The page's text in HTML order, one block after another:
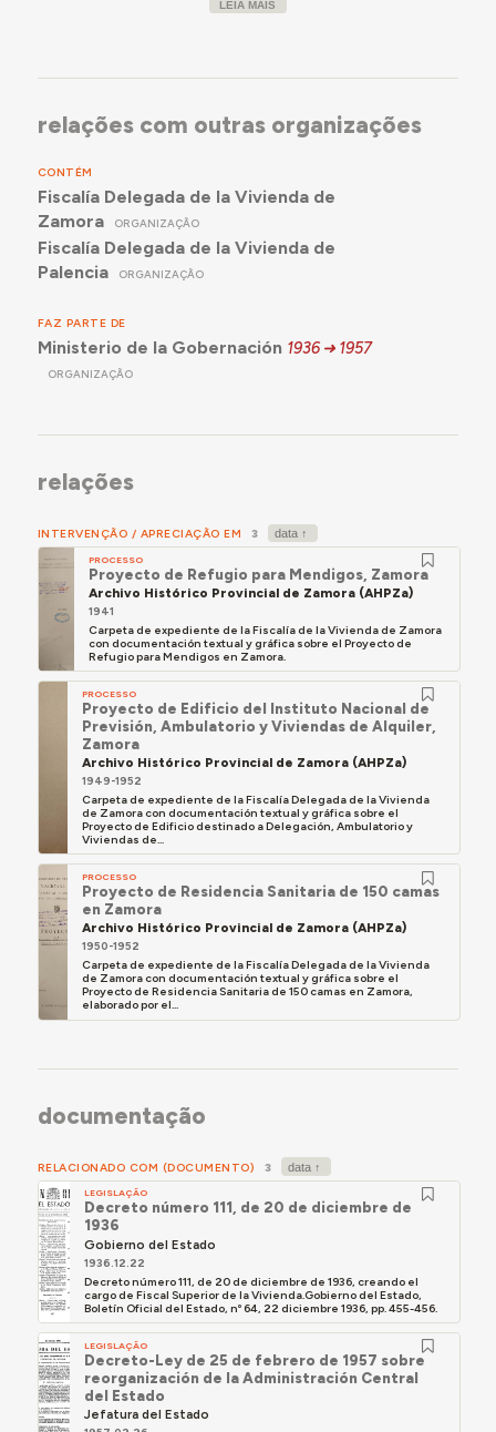
LEIA MAIS
relações com outras organizações
CONTÉM
Fiscalía Delegada de la Vivienda de
Zamora
ORGANIZAÇÃO
Fiscalía Delegada de la Vivienda de
Palencia
ORGANIZAÇÃO
FAZ PARTE DE
Ministerio de la Gobernación 1936 1957
ORGANIZAÇÃO
relações
INTERVENÇÃO / APRECIAÇÃO EM 3
PROCESSO
Proyecto de Refugio para Mendigos, Zamora
Archivo Histórico Provincial de Zamora (AHPZa)
1941
Carpeta de expediente de la Fiscalía de la Vivienda de Zamora
con documentación textual y gráfica sobre el Proyecto de
Refugio para Mendigos en Zamora.
PROCESSO
Proyecto de Edificio del Instituto Nacional de
Previsión, Ambulatorio y Viviendas de Alquiler,
Zamora
Archivo Histórico Provincial de Zamora (AHPZa)
1949-1952
Carpeta de expediente de la Fiscalía Delegada de la Vivienda
de Zamora con documentación textual y gráfica sobre el
Proyecto de Edificio destinado a Delegación, Ambulatorio y
Viviendas de...
PROCESSO
Proyecto de Residencia Sanitaria de 150 camas
en Zamora
Archivo Histórico Provincial de Zamora (AHPZa)
1950-1952
Carpeta de expediente de la Fiscalía Delegada de la Vivienda
de Zamora con documentación textual y gráfica sobre el
Proyecto de Residencia Sanitaria de 150 camas en Zamora,
elaborado por el...
documentação
RELACIONADO COM (DOCUMENTO) 3
LEGISLAÇÃO
Decreto número 111, de 20 de diciembre de
1936
Gobierno del Estado
1936.12.22
Decreto número 111, de 20 de diciembre de 1936, creando el
cargo de Fiscal Superior de la Vivienda.Gobierno del Estado,
Boletín Oficial del Estado, nº 64, 22 diciembre 1936, pp. 455-456.
LEGISLAÇÃO
Decreto-Ley de 25 de febrero de 1957 sobre
reorganización de la Administración Central
del Estado
Jefatura del Estado